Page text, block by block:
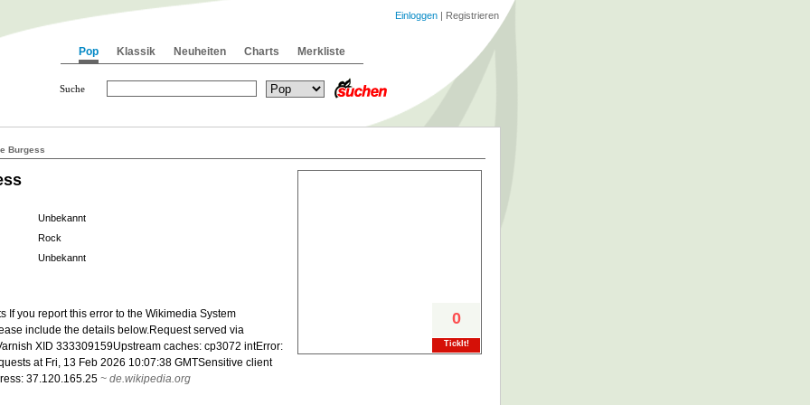
Burgess
0
TickIt!
Unbekannt
Rock
Unbekannt
If you report this error to the Wikimedia System
include the details below.Request served via
XID 333309159Upstream caches: cp3072 intError:
at Fri, 13 Feb 2026 10:07:38 GMTSensitive client
37.120.165.25 ~ de.wikipedia.org
Pop Klassik Neuheiten Charts Merkliste
Einloggen | Registrieren
Suche